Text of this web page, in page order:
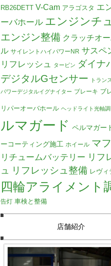
RB26DETT V-Cam アラゴスタ エ
ーバホール エンジンチ
エンジン整備 クラッチオ
ル サイレントハイパワーNR サスペ
リフレッシュ
タービン ダイナ
デジタルGセンサー
トラン
パワーデジタルイグナイター ブレーキ ブ
リパーオーバホール ヘッドライト光軸
ルマガード ペルマガー
ーコーティング施工 ホイール マ
リチュームバッテリー リフ
ュ
リフレッシュ整備 レヴィ
四輪アライメント
告灯 車検と整備
店舗紹介